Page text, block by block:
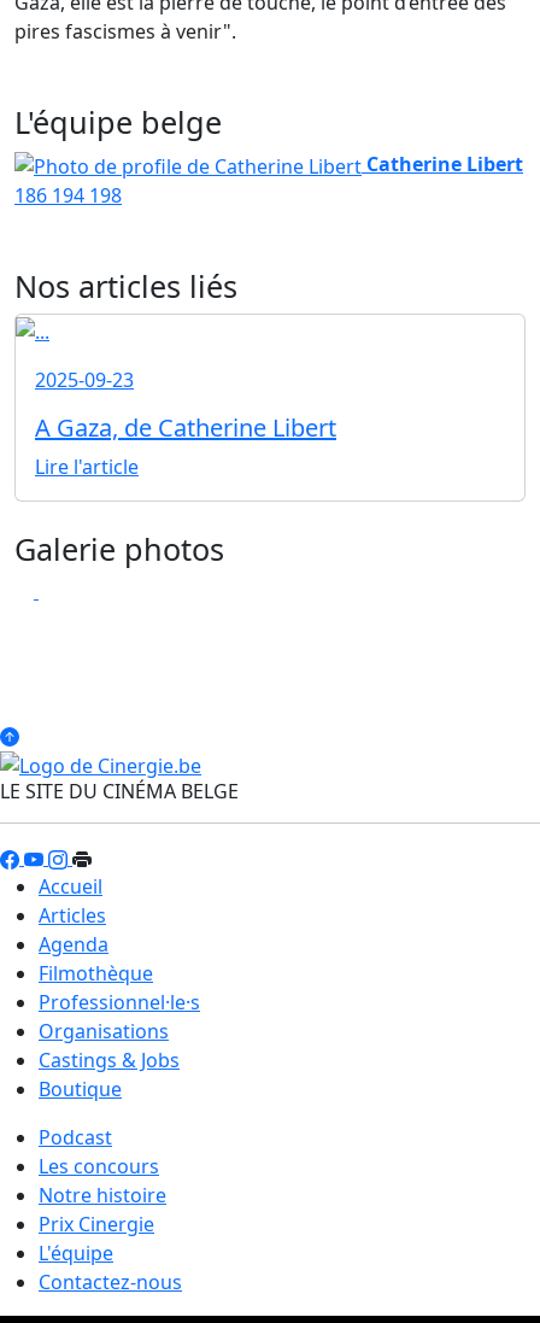
pires fascismes à venir".
L'équipe belge
Catherine Libert
186 194 198
Nos articles liés
2025-09-23
A Gaza, de Catherine Libert
Lire l'article
Galerie photos
LE SITE DU CINÉMA BELGE
Accueil
Articles
Agenda
Filmothèque
Professionnel·le·s
Organisations
Castings & Jobs
Boutique
Podcast
Les concours
Notre histoire
Prix Cinergie
L'équipe
Contactez-nous